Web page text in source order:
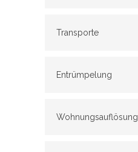
Transporte
Entrümpelung
Wohnungsauflösung